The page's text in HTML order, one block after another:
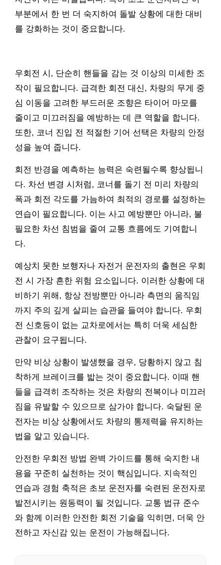
부분에서 한 번 더 숙지하여 돌발 상황에 대한 대비
를 강화하는 것이 중요합니다.
우회전 시, 단순히 핸들을 감는 것 이상의 미세한 조
작이 필요합니다. 급격한 회전 대신, 차량의 무게 중
심 이동을 고려한 부드러운 조향은 타이어 마모를
줄이고 미끄러짐을 예방하는 데 큰 역할을 합니다.
또한, 코너 진입 전 적절한 기어 선택은 차량의 안정
성을 높여 줍니다.
회전 반경을 예측하는 능력은 숙련될수록 향상됩니
다. 차선 변경 시처럼, 코너를 돌기 전 미리 차량의
폭과 회전 각도를 가늠하여 최적의 경로를 설정하는
연습이 필요합니다. 이는 사고 예방뿐만 아니라, 불
필요한 차선 침범을 줄여 교통 흐름에도 기여합니
다.
예상치 못한 보행자나 자전거 운전자의 출현은 우회
전 시 가장 흔한 위험 요소입니다. 이러한 상황에 대
비하기 위해, 항상 전방뿐만 아니라 측면의 움직임
까지 주의 깊게 살피는 습관을 들여야 합니다. 우회
전 신호등이 없는 교차로에서는 특히 더욱 세심한
관찰이 요구됩니다.
만약 비상 상황이 발생했을 경우, 당황하지 않고 침
착하게 브레이크를 밟는 것이 중요합니다. 이때 핸
들을 급격히 조작하는 것은 차량의 전복이나 미끄러
짐을 유발할 수 있으므로 삼가야 합니다. 숙달된 운
전자는 비상 상황에서도 차량의 통제력을 유지하는
법을 알고 있습니다.
안전한 우회전 방법 완벽 가이드를 통해 숙지한 내
용을 꾸준히 실천하는 것이 핵심입니다. 지속적인
연습과 경험 축적은 초보 운전자를 숙련된 운전자로
발전시키는 원동력이 될 것입니다. 교통 법규 준수
와 함께 이러한 안전한 회전 기술을 익히면, 더욱 안
전하고 자신감 있는 운전이 가능해집니다.